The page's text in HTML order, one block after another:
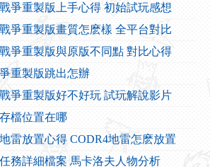
爭重製版上手心得 初始試玩感想
爭重製版畫質怎麽樣 全平台對比
爭重製版與原版不同點 對比心得
重製版跳出怎辦
爭重製版好不好玩 試玩解說影片
檔位置在哪
雷放置心得 CODR4地雷怎麽放置
務詳細檔案 馬卡洛夫人物分析